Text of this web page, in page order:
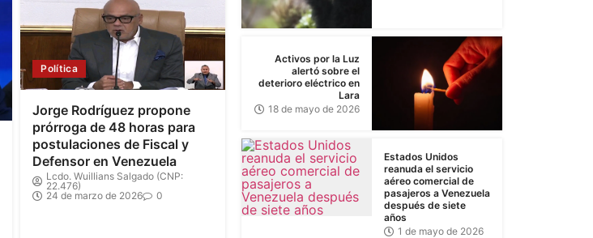
Política
Jorge Rodríguez propone
prórroga de 48 horas para
postulaciones de Fiscal y
Defensor en Venezuela
Lcdo. Wuillians Salgado (CNP:
22.476)
24 de marzo de 2026
0
Activos por la Luz
alertó sobre el
deterioro eléctrico en
Lara
18 de mayo de 2026
Estados Unidos
reanuda el servicio
aéreo comercial de
pasajeros a Venezuela
después de siete
años
1 de mayo de 2026